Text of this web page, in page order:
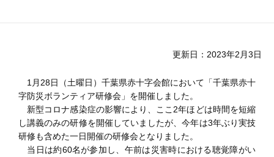
更新日 2023年2月3日
1月28日（土曜日）千葉県赤十字会館において「千葉県赤十
字防災ボランティア研修会」を開催しました。
新型コロナ感染症の影響により、ここ2年ほどは時間を短縮
し講義のみの研修を開催していましたが、今年は3年ぶり実技
研修も含めた一日開催の研修会となりました。
当日は約60名が参加し、午前は災害時における聴覚障がい